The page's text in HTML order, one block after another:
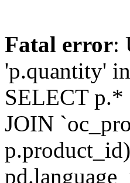
Fatal error:
'p.quantity'
SELECT
JOIN